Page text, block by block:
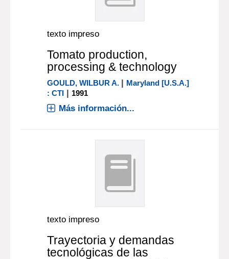
texto impreso
Tomato production,
processing & technology
GOULD, WILBUR A. | Maryland [U.S.A.]
: CTI | 1991
Más información...
texto impreso
Trayectoria y demandas
tecnológicas de las